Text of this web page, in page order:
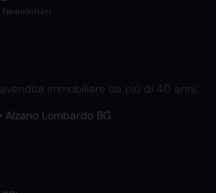
immobiliare da più di 40 anni.
Alzano Lombardo BG